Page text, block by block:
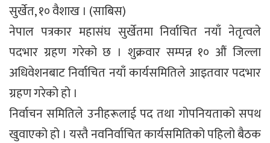
सुर्खेत, १० वैशाख । (साबिस)
नेपाल पत्रकार महासंघ सुर्खेतमा निर्वाचित नयाँ नेतृत्वले
पदभार ग्रहण गरेको छ । शुक्रवार सम्पन्न १० औं जिल्ला
अधिवेशनबाट निर्वाचित नयाँ कार्यसमितिले आइतवार पदभार
ग्रहण गरेको हो ।
निर्वाचन समितिले उनीहरूलाई पद तथा गोपनियताको सपथ
खुवाएको हो । यस्तै नवनिर्वाचित कार्यसमितिको पहिलो बैठक